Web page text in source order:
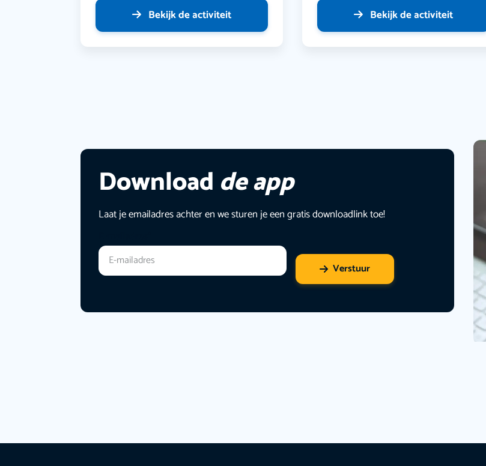
Bekijk de activiteit Bekijk de activiteit
Download de app
Laat je emailadres achter en we sturen je een gratis downloadlink toe!
Verstuur